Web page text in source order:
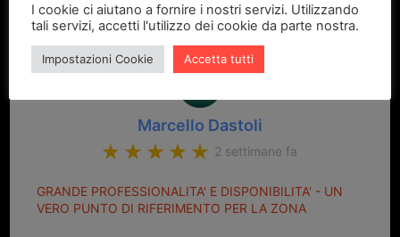
Marcello Dastoli
2 settimane fa
GRANDE PROFESSIONALITA' E DISPONIBILITA' - UN
VERO PUNTO DI RIFERIMENTO PER LA ZONA
I cookie ci aiutano a fornire i nostri servizi. Utilizzando
tali servizi, accetti l'utilizzo dei cookie da parte nostra.
Impostazioni Cookie Accetta tutti